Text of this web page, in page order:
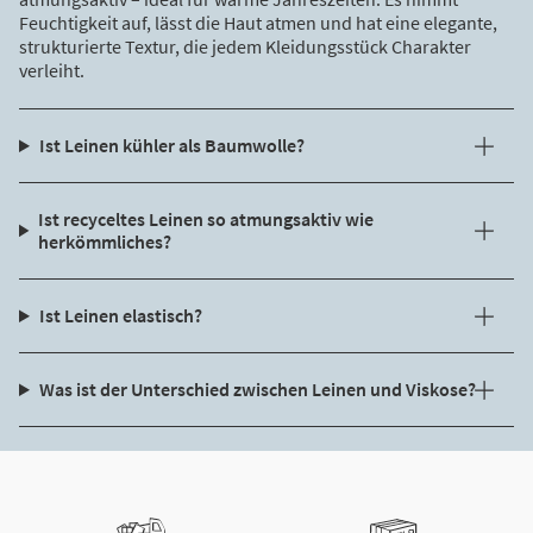
Feuchtigkeit auf, lässt die Haut atmen und hat eine elegante,
strukturierte Textur, die jedem Kleidungsstück Charakter
verleiht.
Ist Leinen kühler als Baumwolle?
Ist recyceltes Leinen so atmungsaktiv wie
herkömmliches?
Ist Leinen elastisch?
Was ist der Unterschied zwischen Leinen und Viskose?